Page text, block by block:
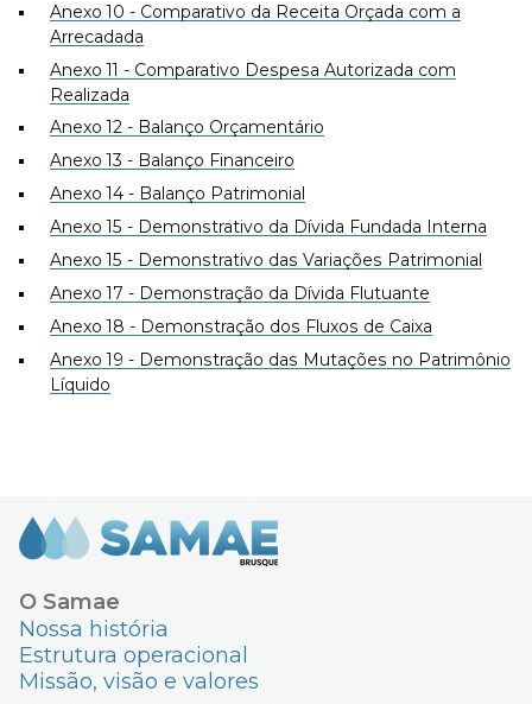
Anexo 10 - Comparativo da Receita Orçada com a
Arrecadada
Anexo 11 - Comparativo Despesa Autorizada com
Realizada
Anexo 12 - Balanço Orçamentário
Anexo 13 - Balanço Financeiro
Anexo 14 - Balanço Patrimonial
Anexo 15 - Demonstrativo da Dívida Fundada Interna
Anexo 15 - Demonstrativo das Variações Patrimonial
Anexo 17 - Demonstração da Dívida Flutuante
Anexo 18 - Demonstração dos Fluxos de Caixa
Anexo 19 - Demonstração das Mutações no Patrimônio
Líquido
O Samae
Nossa história
Estrutura operacional
Missão, visão e valores